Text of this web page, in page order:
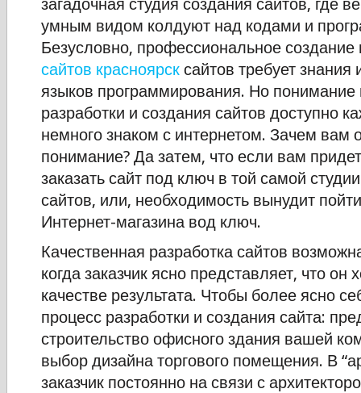
загадочная студия создания сайтов, где
умным видом колдуют над кодами и
Безусловно, профессиональное
сайтов красноярск сайтов требует знания
языков программирования. Но понимание
разработки и создания сайтов доступно
немного знаком с интернетом. Зачем вам
понимание? Да затем, что если вам
заказать сайт под ключ в той самой
сайтов, или, необходимость вынудит
Интернет-магазина вод ключ.
Качественная разработка сайтов
когда заказчик ясно представляет, что он
качестве результата. Чтобы более ясно
процесс разработки и создания сайта:
строительство офисного здания вашей
выбор дизайна торгового помещения. В
заказчик постоянно на связи с